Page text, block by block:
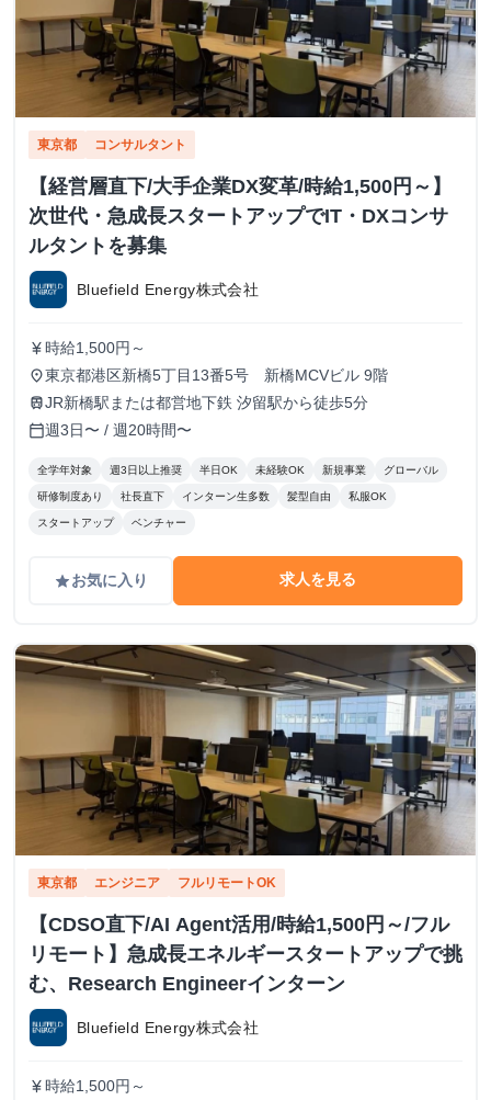
東京都 コンサルタント
【経営層直下/大手企業DX変革/時給1,500円～】
次世代・急成長スタートアップでIT・DXコンサ
ルタントを募集
Bluefield Energy株式会社
currency_yen 時給1,500円～
place東京都港区新橋5丁目13番5号 新橋MCVビル 9階
trainJR新橋駅または都営地下鉄 汐留駅から徒歩5分
calendar_today週3日〜 / 週20時間〜
全学年対象 週3日以上推奨 半日OK 未経験OK 新規事業 グローバル
研修制度あり 社長直下 インターン生多数 髪型自由 私服OK
スタートアップ ベンチャー
gradeお気に入り 求人を見る
東京都 エンジニア フルリモートOK
【CDSO直下/AI Agent活用/時給1,500円～/フル
リモート】急成長エネルギースタートアップで挑
む、Research Engineerインターン
Bluefield Energy株式会社
currency_yen 時給1,500円～